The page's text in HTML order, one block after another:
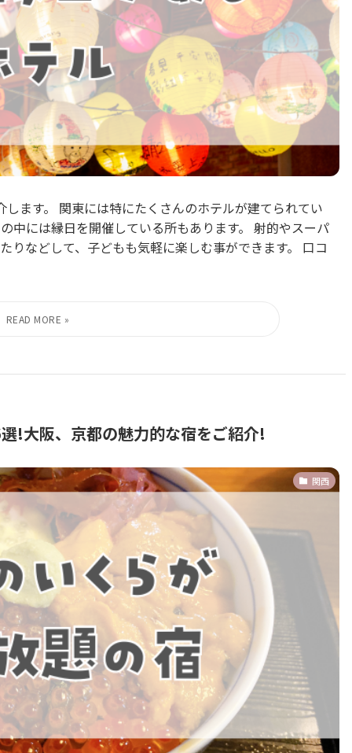
ます。 関東には特にたくさんのホテルが建てられてい
中には縁日を開催している所もあります。 射的やスーパ
りなどして、子どもも気軽に楽しむ事ができます。 口コ
!大阪、京都の魅力的な宿をご紹介!
関西